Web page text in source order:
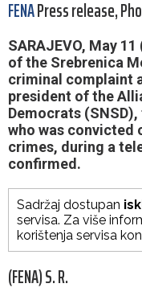
FENAPress release,
SARAJEVO, May
of the Srebrenica
criminal complaint
president of the
Democrats
who was convicted
crimes, during a
confirmed.
Sadržaj dostupan
servisa. Za više
korištenja servisa
(FENA) S. R.